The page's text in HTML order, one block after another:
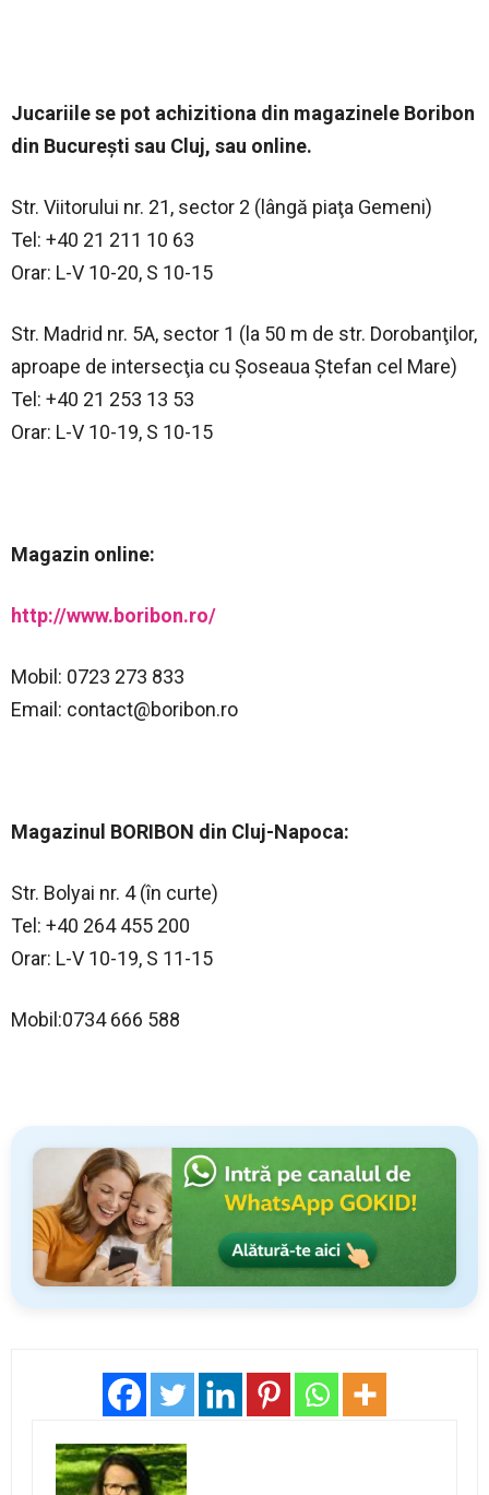
Jucariile se pot achizitiona din magazinele Boribon
din Bucureşti sau Cluj, sau online.
Str. Viitorului nr. 21, sector 2 (lângă piaţa Gemeni)
Tel: +40 21 211 10 63
Orar: L-V 10-20, S 10-15
Str. Madrid nr. 5A, sector 1 (la 50 m de str. Dorobanţilor,
aproape de intersecţia cu Şoseaua Ştefan cel Mare)
Tel: +40 21 253 13 53
Orar: L-V 10-19, S 10-15
Magazin online:
http://www.boribon.ro/
Mobil: 0723 273 833
Email: contact@boribon.ro
Magazinul BORIBON din Cluj-Napoca:
Str. Bolyai nr. 4 (în curte)
Tel: +40 264 455 200
Orar: L-V 10-19, S 11-15
Mobil:0734 666 588